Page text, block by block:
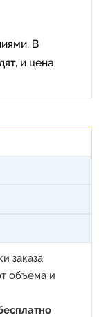
В
и цена
заказа
объема и